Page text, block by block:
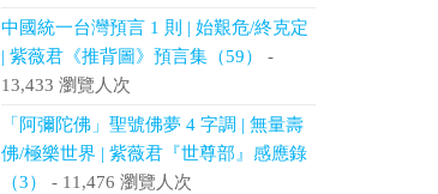
中國統一台灣預言 1 則 | 始艱危/終克定
| 紫薇君《推背圖》預言集（59）
-
13,433 瀏覽人次
「阿彌陀佛」聖號佛夢 4 字調 | 無量壽
佛/極樂世界 | 紫薇君『世尊部』感應錄
（3）
- 11,476 瀏覽人次